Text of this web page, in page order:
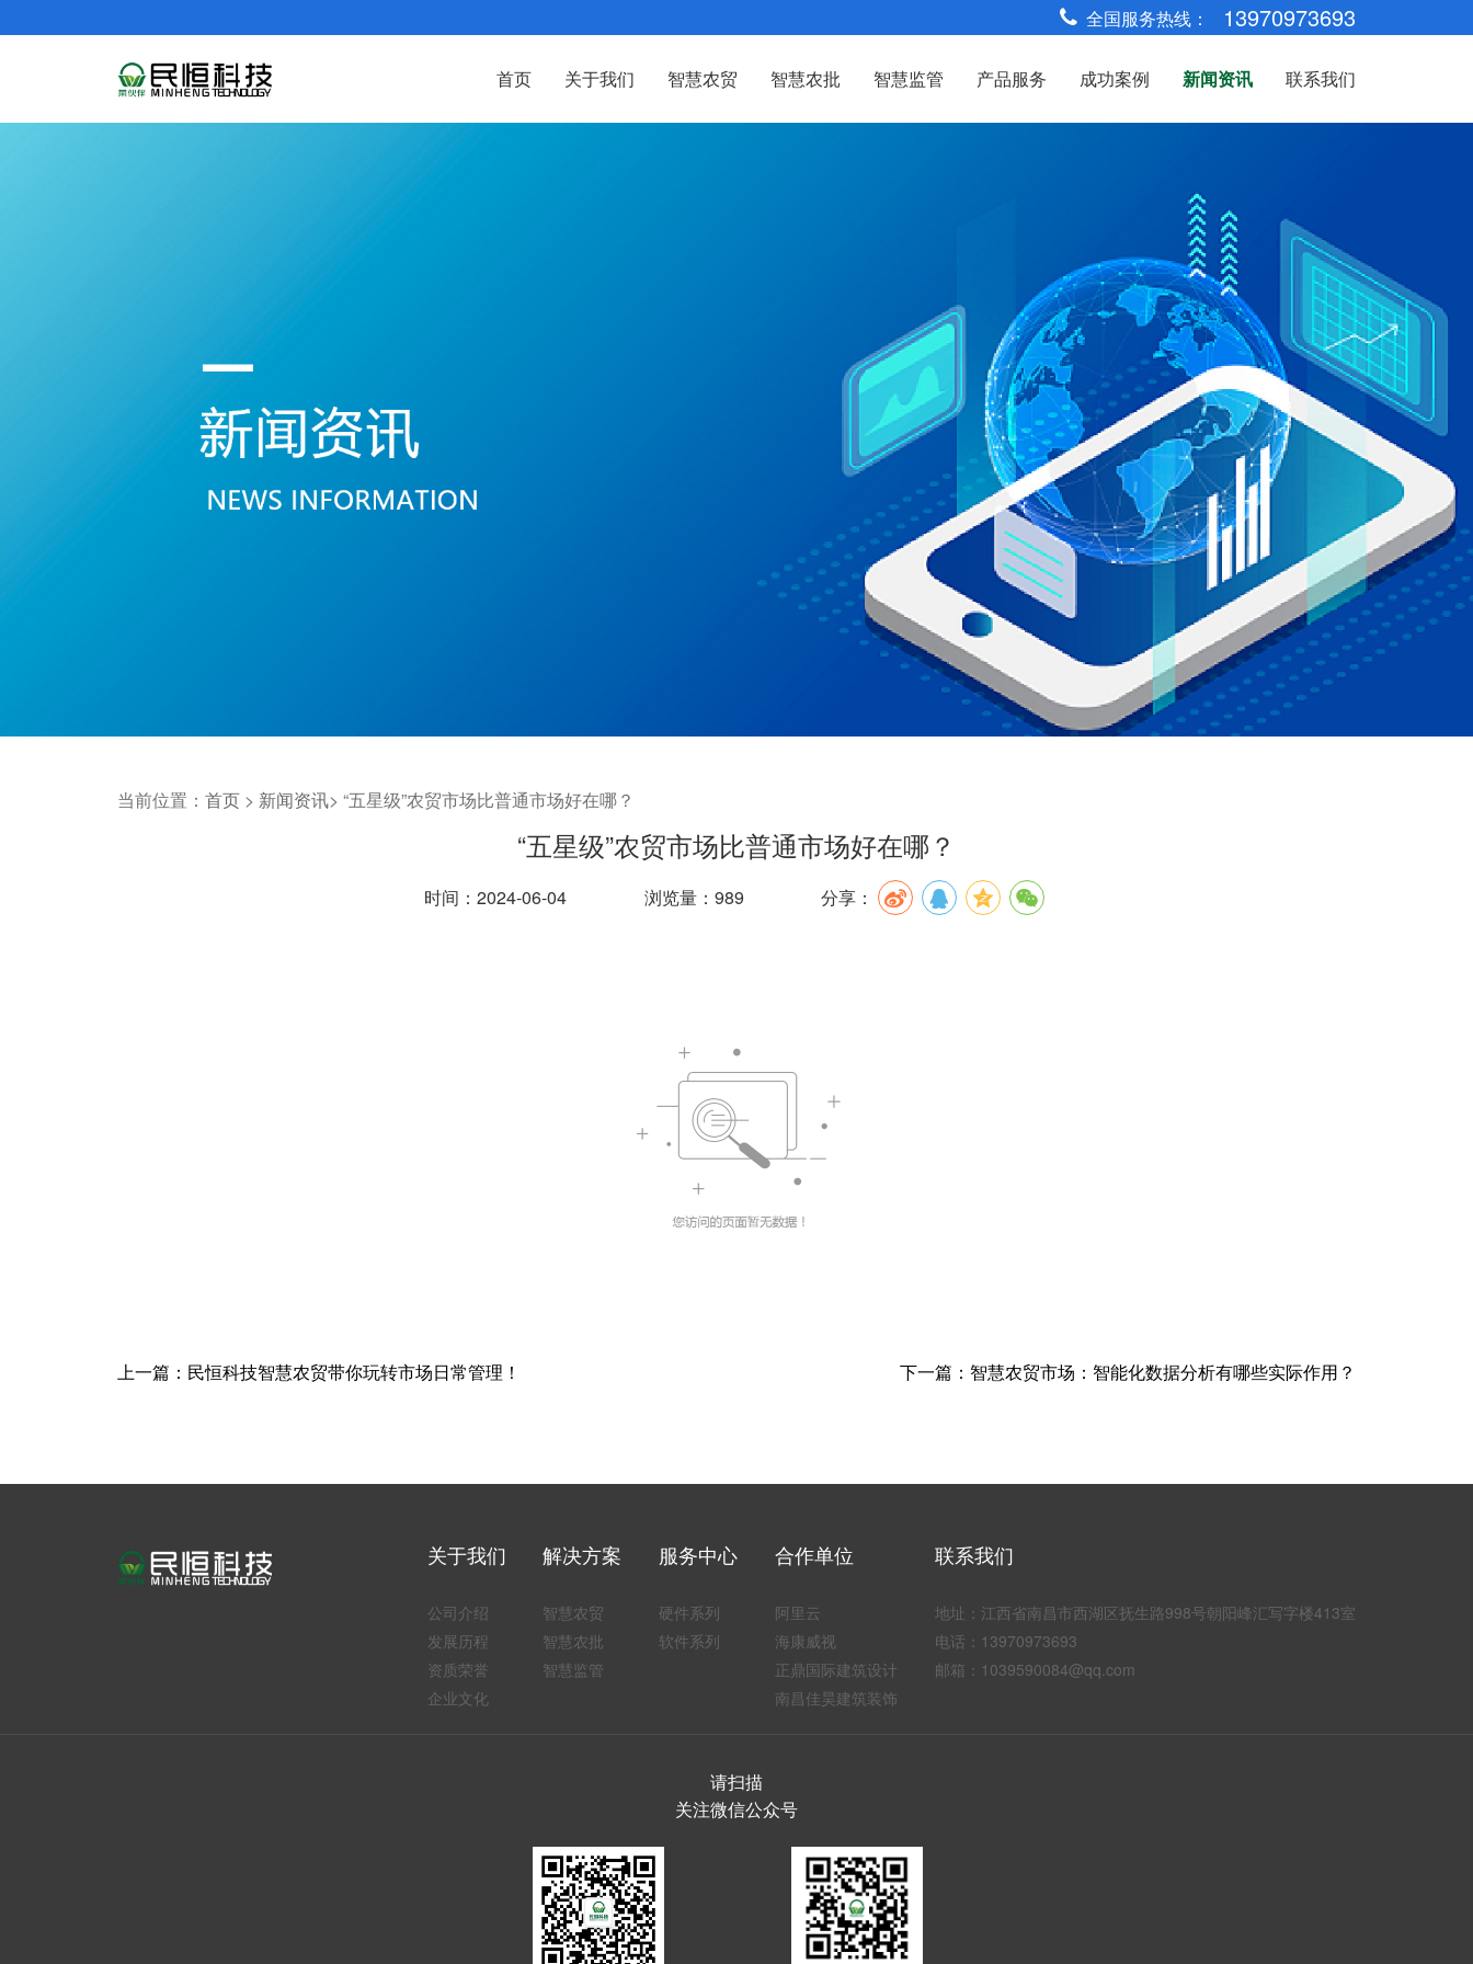
全国服务热线： 13970973693
首页 关于我们 智慧农贸 智慧农批 智慧监管 产品服务 成功案例 新闻资讯 联系我们
当前位置： 首页 > 新闻资讯> “五星级”农贸市场比普通市场好在哪？
“五星级”农贸市场比普通市场好在哪？
时间：2024-06-04 浏览量：989 分享：
上一篇：民恒科技智慧农贸带你玩转市场日常管理！ 下一篇：智慧农贸市场：智能化数据分析有哪些实际作用？
关于我们
公司介绍
发展历程
资质荣誉
企业文化
解决方案
智慧农贸
智慧农批
智慧监管
服务中心
硬件系列
软件系列
合作单位
阿里云
海康威视
正鼎国际建筑设计
南昌佳昊建筑装饰
联系我们
地址：江西省南昌市西湖区抚生路998号朝阳峰汇写字楼413室
电话：13970973693
邮箱：1039590084@qq.com
请扫描
关注微信公众号